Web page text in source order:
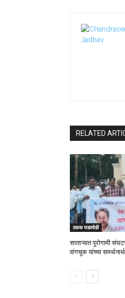
RELATED
ठळक घडामोडी
साताऱ्यात पुरोगामी
वांगचूक यांच्या